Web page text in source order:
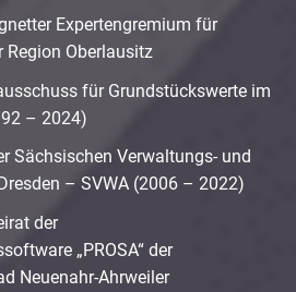
Expertengremium für
Region Oberlausitz
für Grundstückswerte im
– 2024)
Sächsischen Verwaltungs- und
– SVWA (2006 – 2022)
der
„PROSA“ der
Neuenahr-Ahrweiler